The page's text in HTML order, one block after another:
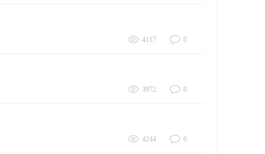
4117 0
3972 0
4244 0